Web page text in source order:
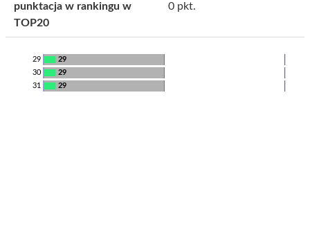
punktacja w rankingu w
TOP20
0 pkt.
29
29
29
30
29
31